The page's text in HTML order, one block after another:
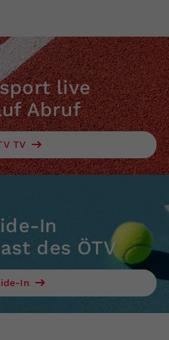
live
Abruf
TV
In
des ÖTV
In